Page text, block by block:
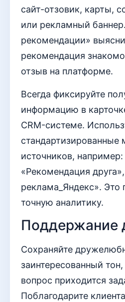
сайт-отзовик, карты,
или рекламный
рекомендации»
рекомендация
отзыв на платформе.
Всегда фиксируйте
информацию в
CRM-системе.
стандартизированные
источников,
«Рекомендация
реклама_Яндекс». Это
точную аналитику.
Поддержание
Сохраняйте
заинтересованный
вопрос приходится
Поблагодарите